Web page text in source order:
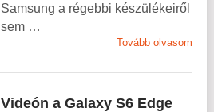
Samsung a régebbi készülékeiről
sem …
Tovább olvasom
Videón a Galaxy S6 Edge